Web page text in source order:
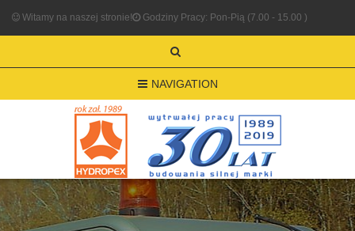
Witamy na naszej stronie! Godziny Pracy: Pon-Pią (7.00 - 15.00 )
NAVIGATION